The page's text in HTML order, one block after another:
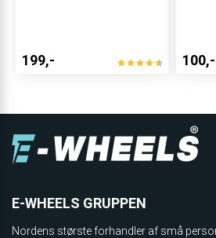
199,- 100,-
E-WHEELS GRUPPEN
Nordens største forhandler af små